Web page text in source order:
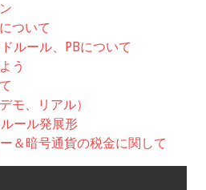
ついて
ルール、PBについて
う
モ、リアル）
ール発展形
＆暗号通貨の税金に関して